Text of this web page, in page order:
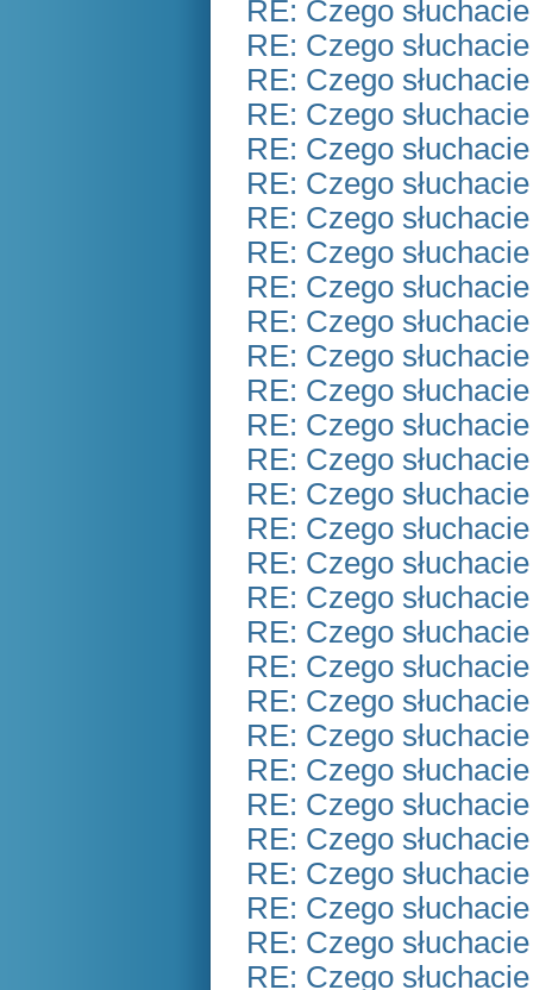
RE: Czego
RE: Czego
RE: Czego
RE: Czego
RE: Czego
RE: Czego
RE: Czego
RE: Czego
RE: Czego
RE: Czego
RE: Czego
RE: Czego
RE: Czego
RE: Czego
RE: Czego
RE: Czego
RE: Czego
RE: Czego
RE: Czego
RE: Czego
RE: Czego
RE: Czego
RE: Czego
RE: Czego
RE: Czego
RE: Czego
RE: Czego
RE: Czego
RE: Czego